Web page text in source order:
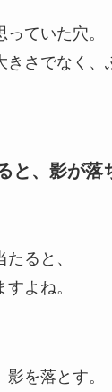
ていた穴。
きさでなく、
と、影が落
ると、
よね。
を落とす。